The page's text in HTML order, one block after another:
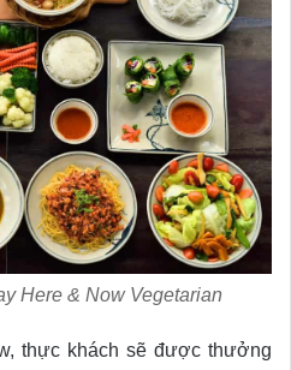
Here & Now Vegetarian
thực khách sẽ được thưởng